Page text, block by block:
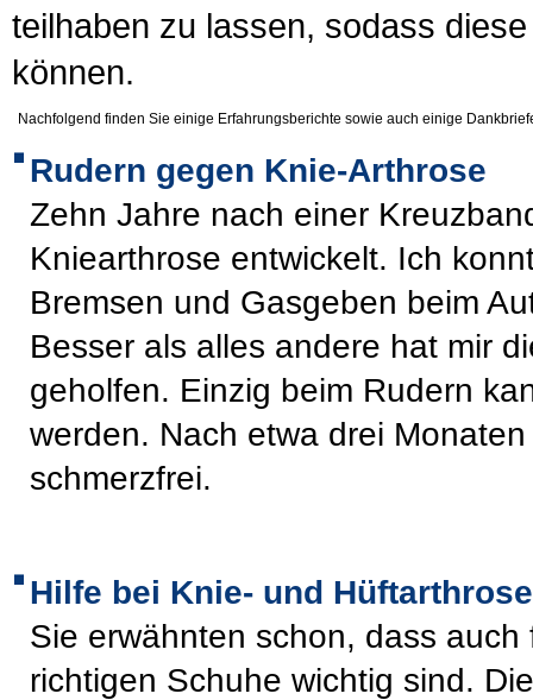
teilhaben zu lassen, sodass
können.
Nachfolgend finden Sie einige Erfahrungsberichte sowie auch einige
Rudern gegen Knie-Arthrose
Zehn Jahre nach einer
Kniearthrose entwickelt. Ich
Bremsen und Gasgeben beim
Besser als alles andere hat mir
geholfen. Einzig beim Rudern
werden. Nach etwa drei
schmerzfrei.
Hilfe bei Knie- und Hüftarthrose
Sie erwähnten schon, dass
richtigen Schuhe wichtig sind.